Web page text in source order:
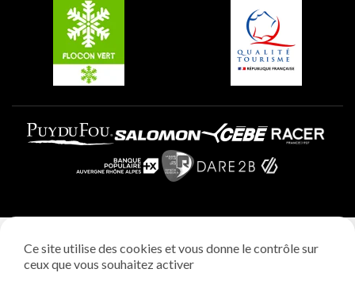
Plagne Villages
Plagne Aime 2000
Ce site utilise des cookies et vous donne le contrôle sur
ceux que vous souhaitez activer